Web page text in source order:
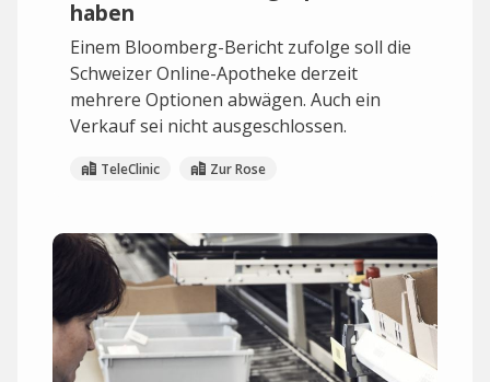
haben
Einem Bloomberg-Bericht zufolge soll die
Schweizer Online-Apotheke derzeit
mehrere Optionen abwägen. Auch ein
Verkauf sei nicht ausgeschlossen.
TeleClinic Zur Rose